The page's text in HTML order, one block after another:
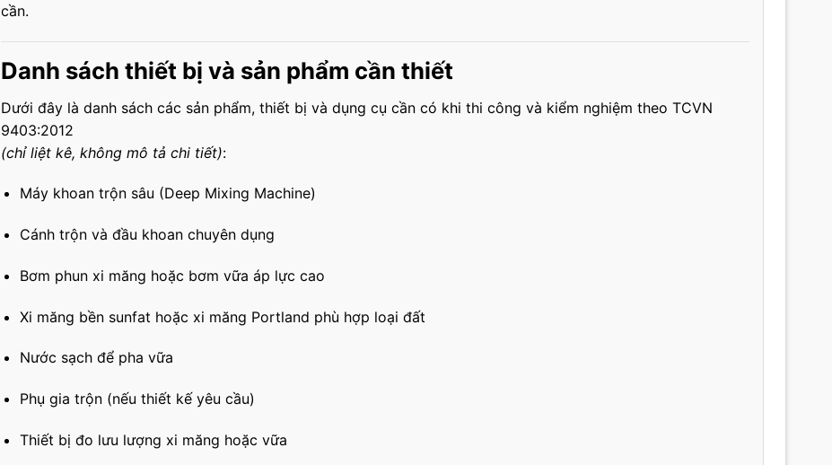
cần.
Danh sách thiết bị và sản phẩm cần thiết
Dưới đây là danh sách các sản phẩm, thiết bị và dụng cụ cần có khi thi công và kiểm nghiệm theo TCVN
9403:2012
(chỉ liệt kê, không mô tả chi tiết):
Máy khoan trộn sâu (Deep Mixing Machine)
Cánh trộn và đầu khoan chuyên dụng
Bơm phun xi măng hoặc bơm vữa áp lực cao
Xi măng bền sunfat hoặc xi măng Portland phù hợp loại đất
Nước sạch để pha vữa
Phụ gia trộn (nếu thiết kế yêu cầu)
Thiết bị đo lưu lượng xi măng hoặc vữa